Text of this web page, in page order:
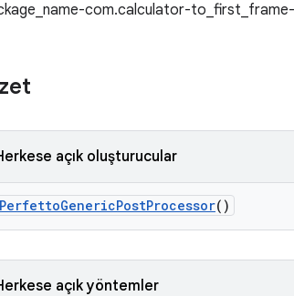
com.calculator-to_first_frame-
açık oluşturucular
PerfettoGenericPostProcessor()
açık yöntemler